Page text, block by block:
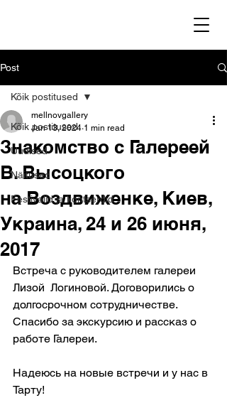
Post
Kõik postitused
Uudised
Näitused
Festivalid ja kontserdid
Kõik postitused
Знакомство с Галереей
В. Высоцкого
на Воздвиженке, Киев,
Украина, 24 и 26 июня,
2017
mellnovgallery
Jan 13, 2024 1 min read
Встреча с руководителем галереи
Лизой  Логиновой. Договорились о
долгосрочном сотрудничестве.
Спасибо за экскурсию и рассказ о
работе Галереи.
Надеюсь на новые встречи и у нас в
Тарту!